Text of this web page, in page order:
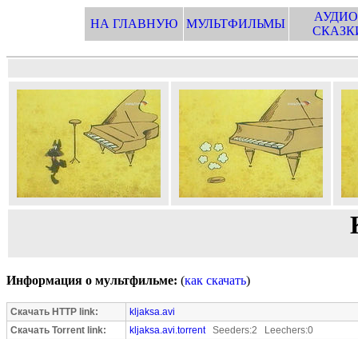
НА ГЛАВНУЮ МУЛЬТФИЛЬМЫ
Информация о мультфильме: (как скачать)
Скачать HTTP link:
kljaksa.avi
Скачать Torrent link:
kljaksa.avi.torrentSeeders:2 Leechers:0